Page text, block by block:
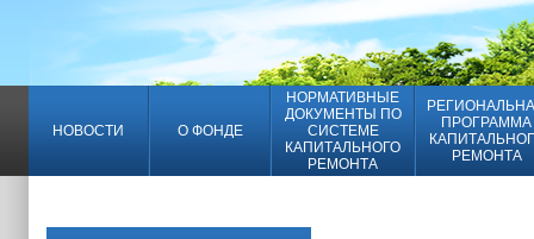
НОВОСТИ О ФОНДЕ
НОРМАТИВНЫЕ
ДОКУМЕНТЫ ПО
СИСТЕМЕ
КАПИТАЛЬНОГО
РЕМОНТА
ПРОГРАММА
РЕМОНТА